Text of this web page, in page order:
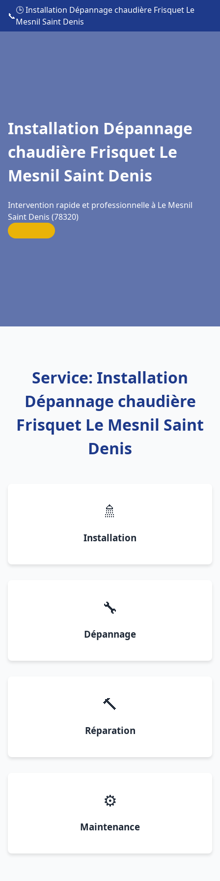
📞
🕒 Installation Dépannage chaudière Frisquet Le
Mesnil Saint Denis
Installation Dépannage
chaudière Frisquet Le
Mesnil Saint Denis
Intervention rapide et professionnelle à Le Mesnil
Saint Denis (78320)
Service: Installation
Dépannage chaudière
Frisquet Le Mesnil Saint
Denis
🚿
Installation
🔧
Dépannage
🔨
Réparation
⚙️
Maintenance